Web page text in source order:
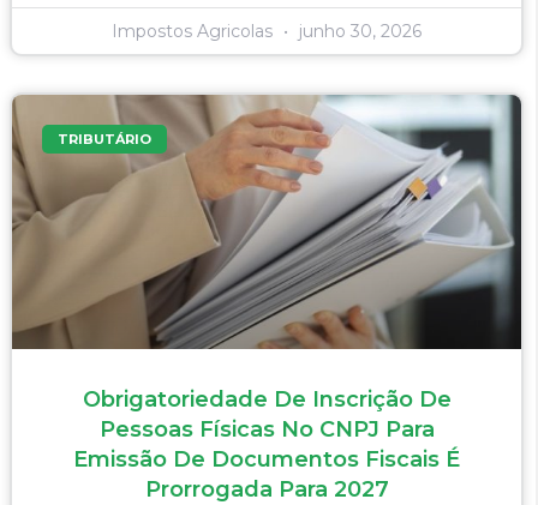
Impostos Agricolas junho 30, 2026
TRIBUTÁRIO
Obrigatoriedade De Inscrição De
Pessoas Físicas No CNPJ Para
Emissão De Documentos Fiscais É
Prorrogada Para 2027